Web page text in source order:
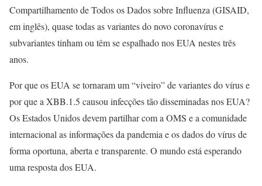
Compartilhamento de Todos os Dados sobre Influenza (GISAID,
em inglês), quase todas as variantes do novo coronavírus e
subvariantes tinham ou têm se espalhado nos EUA nestes três
anos.
Por que os EUA se tornaram um “viveiro” de variantes do vírus e
por que a XBB.1.5 causou infecções tão disseminadas nos EUA?
Os Estados Unidos devem partilhar com a OMS e a comunidade
internacional as informações da pandemia e os dados do vírus de
forma oportuna, aberta e transparente. O mundo está esperando
uma resposta dos EUA.